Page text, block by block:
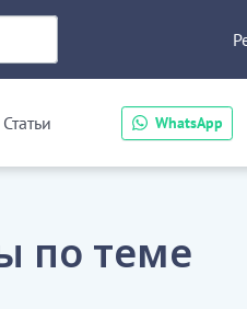
WhatsApp
Статьи
по теме